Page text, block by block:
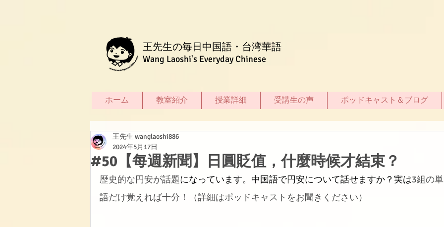
王先生の毎日中国語・台湾華語
Wang Laoshi's Everyday Chinese
ホーム 教室紹介 授業詳細 受講生の声 ポッドキャスト＆ブログ
#50【每週新聞】日圓貶值，什麼時候才結束？
王先生 wanglaoshi886
2024年5月17日
歴史的な円安が話題になっています。中国語で円安について話せますか？実は3組の単
語だけ覚えれば十分！（詳細はポッドキャストをお聞きください）